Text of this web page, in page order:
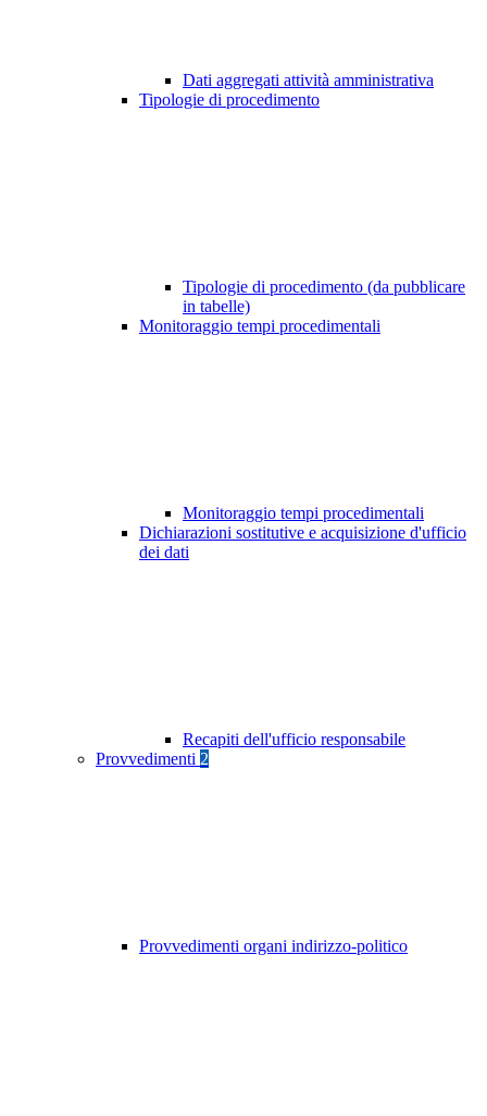
Dati aggregati attività amministrativa
Tipologie di procedimento
Tipologie di procedimento (da pubblicare
in tabelle)
Monitoraggio tempi procedimentali
Monitoraggio tempi procedimentali
Dichiarazioni sostitutive e acquisizione d'ufficio
dei dati
Recapiti dell'ufficio responsabile
Provvedimenti 2
Provvedimenti organi indirizzo-politico